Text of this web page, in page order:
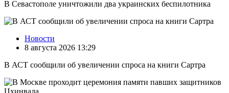
В Севастополе уничтожили два украинских беспилотника
Новости
8 августа 2026 13:29
В АСТ сообщили об увеличении спроса на книги Сартра